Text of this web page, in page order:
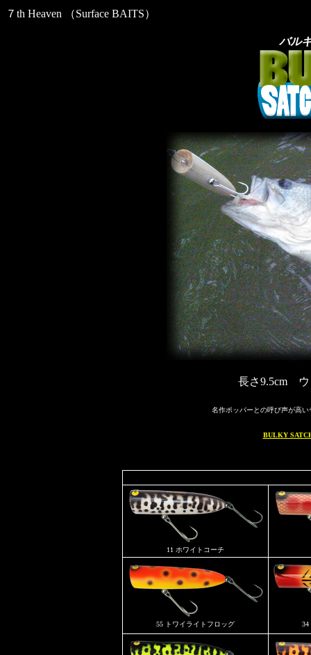
７th Heaven （Surface BAITS）
バル
長さ9.5cm
名作ポッパーとの呼び声が高
BULKY
11 ホワイトコーチ
55 トワイライトフロッグ 34